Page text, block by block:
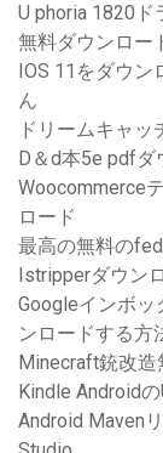
U phoria 1820ド
無料ダウンロー
IOS 11をダウ
ん
ドリームキャ
D＆d本5e pdfダ
Woocommerce
ロード
最高の無料の
Istripperダウン
Googleインボ
ンロードする方
Minecraft銃改
Kindle Android
Android Maven